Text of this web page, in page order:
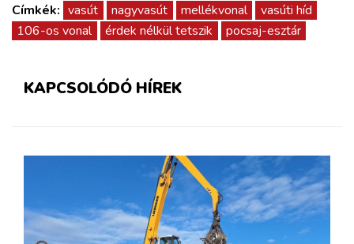
Címkék: vasút nagyvasút mellékvonal
vasúti híd
106-os vonal
érdek nélkül tetszik pocsaj-esztár
KAPCSOLÓDÓ HÍREK